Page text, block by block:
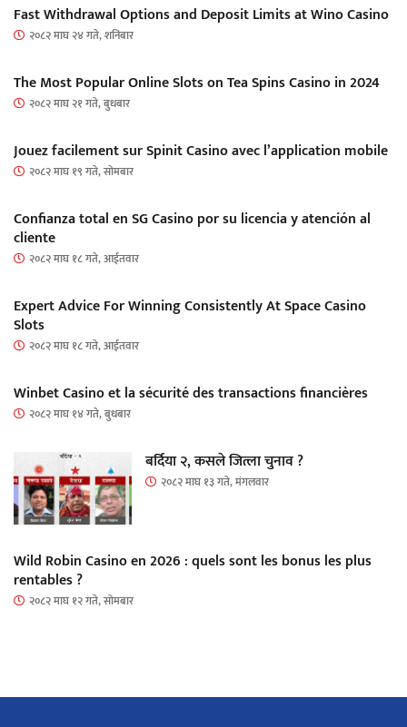
Fast Withdrawal Options and Deposit Limits at Wino Casino
२०८२ माघ २४ गते, शनिबार
The Most Popular Online Slots on Tea Spins Casino in 2024
२०८२ माघ २१ गते, बुधबार
Jouez facilement sur Spinit Casino avec l’application mobile
२०८२ माघ १९ गते, सोमबार
Confianza total en SG Casino por su licencia y atención al
cliente
२०८२ माघ १८ गते, आईतवार
Expert Advice For Winning Consistently At Space Casino
Slots
२०८२ माघ १८ गते, आईतवार
Winbet Casino et la sécurité des transactions financières
२०८२ माघ १४ गते, बुधबार
बर्दिया २, कसले जित्ला चुनाव ?
२०८२ माघ १३ गते, मंगलवार
Wild Robin Casino en 2026 : quels sont les bonus les plus
rentables ?
२०८२ माघ १२ गते, सोमबार